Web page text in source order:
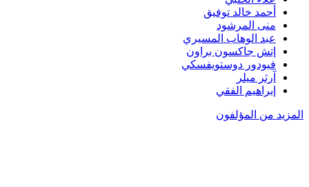
أحمد خالد توفيق
منى المرشود
عبد الوهاب المسيري
إتش جاكسون براون
فيودور دوستويفسكي
آرثر ميلر
إبراهيم الفقي
المزيد من المؤلفون